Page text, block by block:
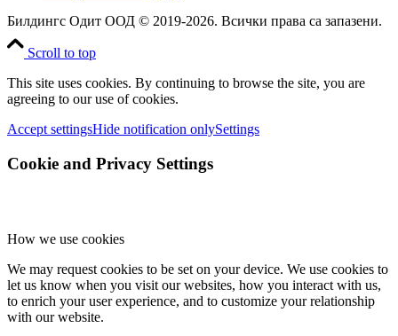
Билдингс Одит ООД © 2019-2026. Всички права са запазени.
Scroll to top
This site uses cookies. By continuing to browse the site, you are
agreeing to our use of cookies.
Accept settingsHide notification onlySettings
Cookie and Privacy Settings
How we use cookies
We may request cookies to be set on your device. We use cookies to
let us know when you visit our websites, how you interact with us,
to enrich your user experience, and to customize your relationship
with our website.